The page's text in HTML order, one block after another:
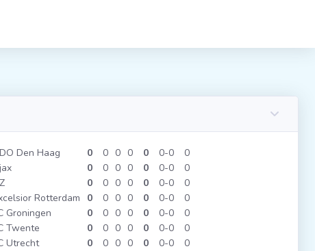
Den Haag 0 0 0 0 0 0 0
0
0 0 0 0 0 0 0
0
0 0 0 0 0 0 0
0
Rotterdam 0 0 0 0 0 0 0
0
Groningen 0 0 0 0 0 0 0
0
Twente 0 0 0 0 0 0 0
0
Utrecht 0 0 0 0 0 0 0
0